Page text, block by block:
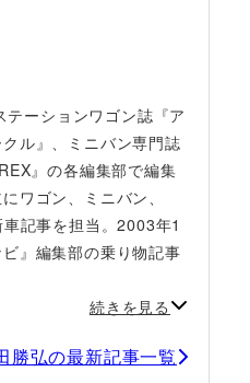
ーションワゴン誌『ア
ル』、ミニバン専門誌
』の各編集部で編集
ワゴン、ミニバン、
記事を担当。2003年1
』編集部の乗り物記事
続きを見る
勝弘の最新記事一覧